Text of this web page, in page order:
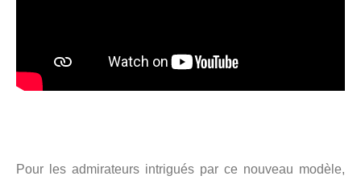
Pour les admirateurs intrigués par ce nouveau modèle,